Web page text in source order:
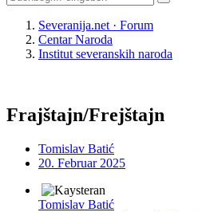
Severanija.net · Forum
Centar Naroda
Institut severanskih naroda
Frajštajn/Frejštajn
Tomislav Batić
20. Februar 2025
Tomislav Batić